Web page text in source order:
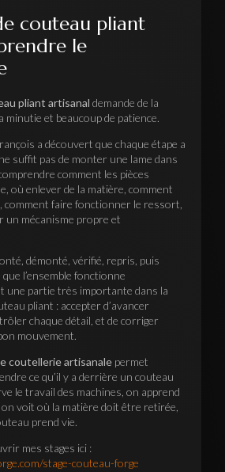
couteau pliant
le
pliant artisanal demande de la
minutie et beaucoup de patience.
a découvert que chaque étape a
suffit pas de monter une lame dans
comment les pièces
où enlever de la matière, comment
comment faire fonctionner le ressort,
un mécanisme propre et
démonté, vérifié, repris, puis
l’ensemble fonctionne
une partie très importante dans la
pliant : accepter d’avancer
chaque détail, et de corriger
mouvement.
coutellerie artisanale permet
ce qu’il y a derrière un couteau
le travail des machines, on apprend
voit où la matière doit être retirée,
prend vie.
mes stages ici :
stage-couteau-forge